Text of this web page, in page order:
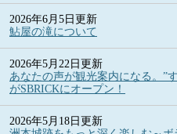
2026年6月5日更新
鮎屋の滝について
2026年5月22日更新
あなたの声が観光案内になる。”
がSBRICKにオープン！
2026年5月18日更新